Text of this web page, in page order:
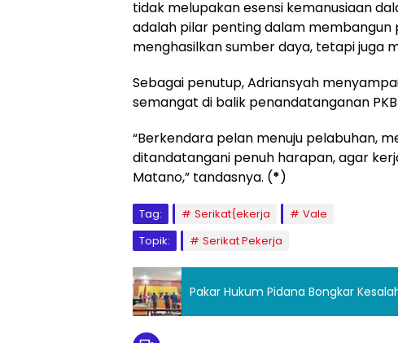
tidak melupakan esensi kemanusiaan
adalah pilar penting dalam
menghasilkan sumber daya, tetapi juga
Sebagai penutup, Adriansyah
semangat di balik penandatanganan PKB
“Berkendara pelan menuju pelabuhan,
ditandatangani penuh harapan, agar
Matano,” tandasnya. (*)
Tag: Serikat{ekerja
Vale
Topik:
Serikat Pekerja
Pakar Hukum Pidana Bongkar